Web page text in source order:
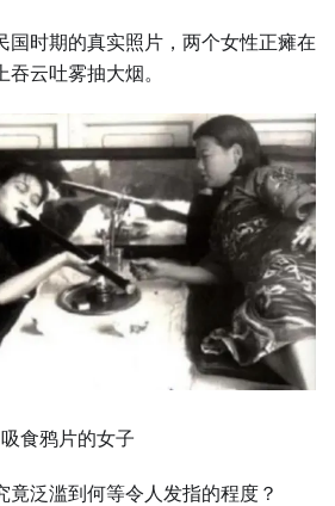
国时期的真实照片，两个女性正瘫在
吞云吐雾抽大烟。
吸食鸦片的女子
竟泛滥到何等令人发指的程度？